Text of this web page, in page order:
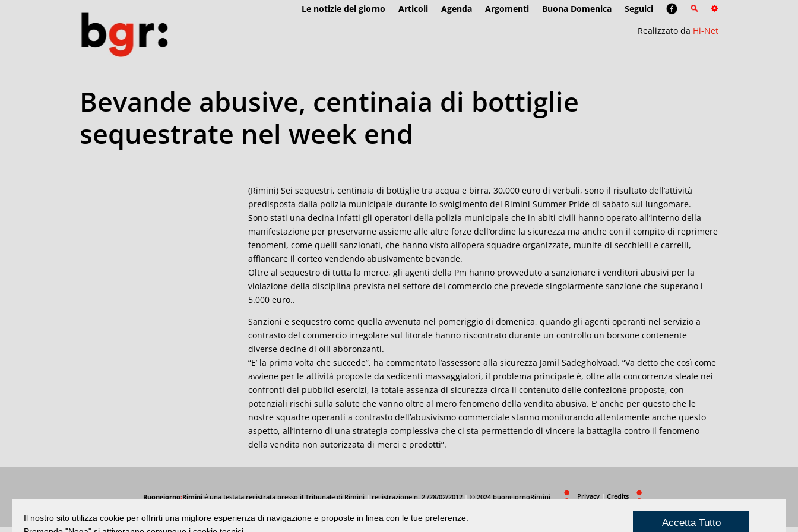
Le notizie del giorno Articoli Agenda Argomenti Buona Domenica
Seguici
Realizzato da Hi-Net
Bevande abusive, centinaia di bottiglie
sequestrate nel week end
(Rimini) Sei sequestri, centinaia di bottiglie tra acqua e birra, 30.000 euro di verbali, sono il risultato dell’attività
predisposta dalla polizia municipale durante lo svolgimento del Rimini Summer Pride di sabato sul lungomare.
Sono stati una decina infatti gli operatori della polizia municipale che in abiti civili hanno operato all’interno della
manifestazione per preservarne assieme alle altre forze dell’ordine la sicurezza ma anche con il compito di reprimere
fenomeni, come quelli sanzionati, che hanno visto all’opera squadre organizzate, munite di secchielli e carrelli,
affiancare il corteo vendendo abusivamente bevande.
Oltre al sequestro di tutta la merce, gli agenti della Pm hanno provveduto a sanzionare i venditori abusivi per la
violazione della disciplina prevista nel settore del commercio che prevede singolarmente sanzione che superano i
5.000 euro..
Sanzioni e sequestro come quella avvenuta nel pomeriggio di domenica, quando gli agenti operanti nel servizio a
contrasto del commercio irregolare sul litorale hanno riscontrato durante un controllo un borsone contenente
diverse decine di olii abbronzanti.
“E’ la prima volta che succede”, ha commentato l’assessore alla sicurezza Jamil Sadegholvaad. “Va detto che così come
avviene per le attività proposte da sedicenti massaggiatori, il problema principale è, oltre alla concorrenza sleale nei
confronti dei pubblici esercizi, la totale assenza di sicurezza circa il contenuto delle confezione proposte, con
potenziali rischi sulla salute che vanno oltre al mero fenomeno della vendita abusiva. E’ anche per questo che le
nostre squadre operanti a contrasto dell’abusivismo commerciale stanno monitorando attentamente anche questo
aspetto, all’interno di una strategia complessiva che ci sta permettendo di vincere la battaglia contro il fenomeno
della vendita non autorizzata di merci e prodotti”.
Buongiorno:Riminié una testata registrata presso il Tribunale di Rimini | registrazione n. 2 /28/02/2012 | © 2024 buongiornoRimini Privacy | Credits
Il nostro sito utilizza cookie per offrirti una migliore esperienza di navigazione e proposte in linea con le tue preferenze.
Accetta Tutto